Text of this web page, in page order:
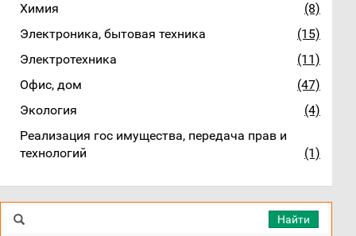
Химия
(8)
Электроника, бытовая техника
(15)
Электротехника
(11)
Офис, дом
(47)
Экология
(4)
Реализация гос имущества, передача прав и
технологий
(1)
Найти